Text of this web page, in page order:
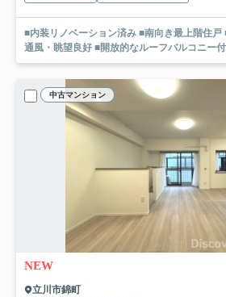
■内装リノベーション済み ■南向き最上階住戸
通風・眺望良好 ■開放的なルーフバルコニー
中古マンション
NEW
立川市錦町